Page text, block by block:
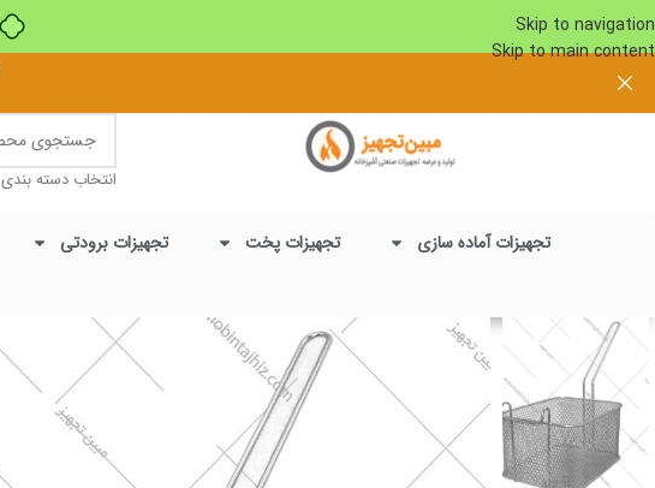
Skip to navigation
Skip to main content
انتخاب دسته بندی
تجهیزات آماده سازی تجهیزات پخت تجهیزات برودتی